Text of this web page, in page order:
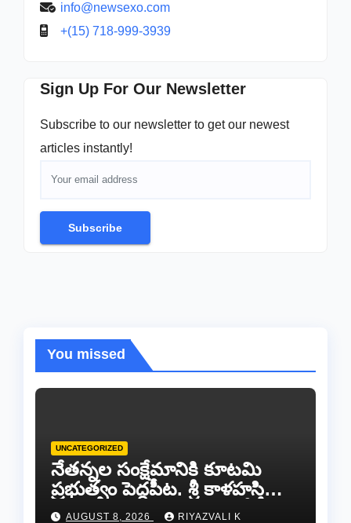
info@newsexo.com
+(15) 718-999-3939
Sign Up For Our Newsletter
Subscribe to our newsletter to get our newest
articles instantly!
Subscribe
You missed
UNCATEGORIZED
నేతన్నల సంక్షేమానికి కూటమి
ప్రభుత్వం పెద్దపీట. శ్రీ కాళహస్తి
ఎమ్మెల్యే బొజ్జల వెంకట సుధీర్ రెడ్డి.
AUGUST 8, 2026 RIYAZVALI K